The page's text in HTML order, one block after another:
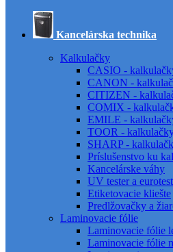
Kancelárska technika
Kalkulačky
CASIO -
CANON -
CITIZEN -
COMIX -
EMILE -
TOOR -
SHARP -
Príslušenstvo ku
Kancelárske váhy
UV tester a
Etiketovacie kliešte
Predlžovačky a
Laminovacie fólie
Laminovacie fólie
Laminovacie fólie